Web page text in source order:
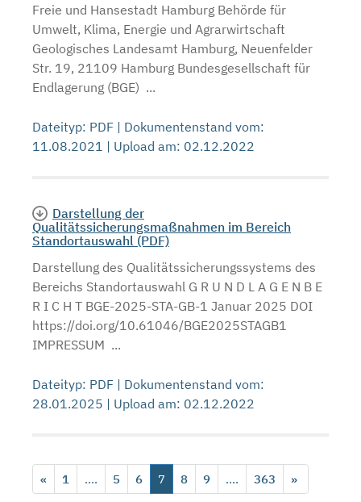
Freie und Hansestadt Hamburg Behörde für
Umwelt, Klima, Energie und Agrarwirtschaft
Geologisches Landesamt Hamburg, Neuenfelder
Str. 19, 21109 Hamburg Bundesgesellschaft für
Endlagerung (BGE) ...
Dateityp: PDF | Dokumentenstand vom:
11.08.2021 | Upload am: 02.12.2022
Darstellung der
Qualitätssicherungsmaßnahmen im Bereich
Standortauswahl (PDF)
Darstellung des Qualitätssicherungssystems des
Bereichs Standortauswahl G R U N D L A G E N B E
R I C H T BGE-2025-STA-GB-1 Januar 2025 DOI
https://doi.org/10.61046/BGE2025STAGB1
IMPRESSUM ...
Dateityp: PDF | Dokumentenstand vom:
28.01.2025 | Upload am: 02.12.2022
« 1 .... 5 6 7 8 9 .... 363 »